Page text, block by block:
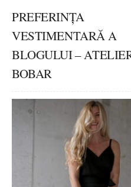
PREFERINȚA
VESTIMENTARĂ A
BLOGULUI –
BOBAR